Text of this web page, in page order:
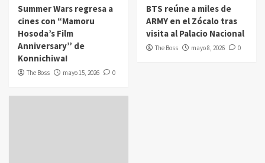
Summer Wars regresa a
cines con “Mamoru
Hosoda’s Film
Anniversary” de
Konnichiwa!
The Boss mayo 15, 2026 0
BTS reúne a miles de
ARMY en el Zócalo tras
visita al Palacio Nacional
The Boss mayo 8, 2026 0